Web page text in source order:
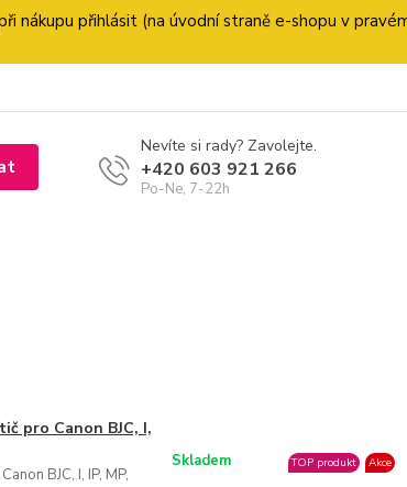
nákupu přihlásit (na úvodní straně e-shopu v
Nevíte si rady? Zavolejte.
+420 603 921 266
Po-Ne, 7-22h
pro Canon BJC, I,
BJC, I, IP, MP,
Skladem TOP produkt Akce